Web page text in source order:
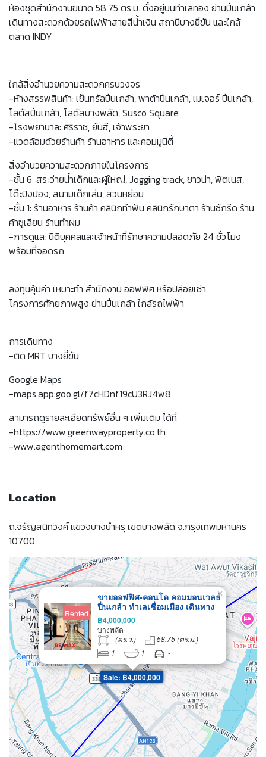
ห้องชุดสำนักงานขนาด 58.75 ตร.ม. ตั้งอยู่บนทำเลทอง ย่านปิ่นเกล้า
เดินทางสะดวกด้วยรถไฟฟ้าสายสีน้ำเงิน สถานีบางยี่ขัน และใกล้
ตลาด INDY
ใกล้สิ่งอำนวยความสะดวกครบวงจร
-ห้างสรรพสินค้า: เซ็นทรัลปิ่นเกล้า, พาต้าปิ่นเกล้า, เมเจอร์ ปิ่นเกล้า,
โลตัสปิ่นเกล้า, โลตัสบางพลัด, Susco Square
-โรงพยาบาล: ศิริราช, ยันฮี, เจ้าพระยา
-แวดล้อมด้วยร้านค้า ร้านอาหาร และคอมมูนิตี้
สิ่งอำนวยความสะดวกภายในโครงการ
-ชั้น 6: สระว่ายน้ำเด็กและผู้ใหญ่, Jogging track, ซาวน่า, ฟิตเนส,
โต๊ะปิงปอง, สนามเด็กเล่น, สวนหย่อม
-ชั้น 1: ร้านอาหาร ร้านค้า คลินิกทำฟัน คลินิกรักษาตา ร้านซักรีด ร้าน
ค้าซูเลียน ร้านทำผม
-การดูแล: นิติบุคคลและเจ้าหน้าที่รักษาความปลอดภัย 24 ชั่วโมง
พร้อมที่จอดรถ
ลงทุนคุ้มค่า เหมาะทำ สำนักงาน ออฟฟิศ หรือปล่อยเช่า
โครงการศักยภาพสูง ย่านปิ่นเกล้า ใกล้รถไฟฟ้า
การเดินทาง
-ติด MRT บางยี่ขัน
Google Maps
-maps.app.goo.gl/f7cHDnf19cU3RJ4w8
สามารถดูรายละเอียดทรัพย์อื่น ๆ เพิ่มเติม ได้ที่
-https://www.greenwayproperty.co.th
-www.agenthomemart.com
Location
ถ.จรัญสนิทวงศ์ แขวงบางบำหรุ เขตบางพลัด จ.กรุงเทพมหานคร
10700
Sale: ฿4,000,000
Rented
ขายออฟฟิศ-คอนโด คอมมอนเวลธ์
ปิ่นเกล้า ทำเลเชื่อมเมือง เดินทาง
ง่าย
฿4,000,000
บางพลัด
- (ตร.ว.)
58.75 (ตร.ม.)
1
1 -
×